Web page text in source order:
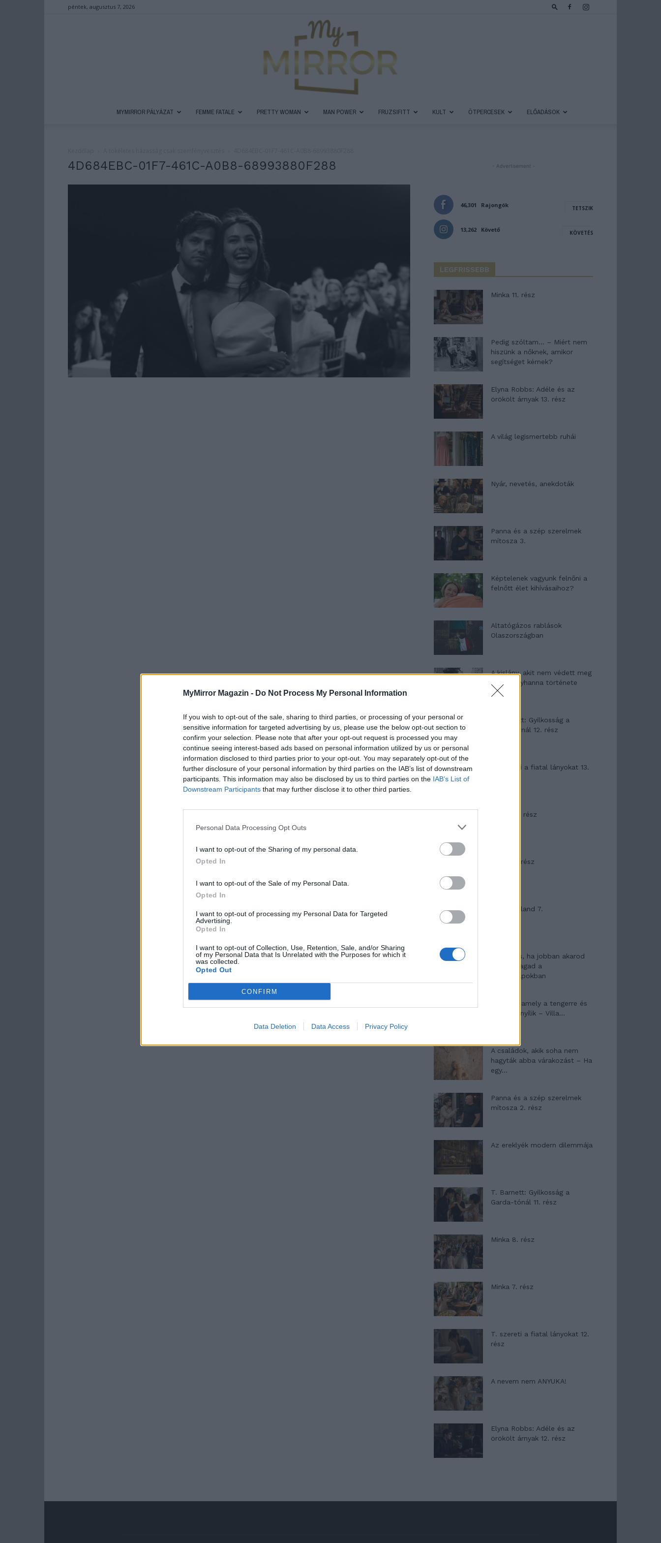
MyMirror Magazin - Do Not Process My Personal Information
If you wish to opt-out of the sale, sharing to third parties, or processing of your personal or
sensitive information for targeted advertising by us, please use the below opt-out section to
confirm your selection. Please note that after your opt-out request is processed you may
continue seeing interest-based ads based on personal information utilized by us or personal
information disclosed to third parties prior to your opt-out. You may separately opt-out of the
further disclosure of your personal information by third parties on the IAB’s list of downstream
participants. This information may also be disclosed by us to third parties on the IAB’s List of
Downstream Participants that may further disclose it to other third parties.
Personal Data Processing Opt Outs
I want to opt-out of the Sharing of my personal data.
Opted In
I want to opt-out of the Sale of my Personal Data.
Opted In
I want to opt-out of processing my Personal Data for Targeted
Advertising.
Opted In
I want to opt-out of Collection, Use, Retention, Sale, and/or Sharing
of my Personal Data that Is Unrelated with the Purposes for which it
was collected.
Opted Out
CONFIRM
Data Deletion Data Access Privacy Policy
péntek, augusztus 7, 2026
MYMIRROR PÁLYÁZAT FEMME FATALE PRETTY WOMAN MAN POWER FRUZSIFITT KULT ÖTPERCESEK ELŐADÁSOK
4D684EBC-01F7-461C-A0B8-68993880F288 - Advertisement -
46,301 Rajongók TETSZIK
13,262 Követő KÖVETÉS
LEGFRISSEBB
Minka 11. rész
Pedig szóltam… – Miért nem
hiszünk a nőknek, amikor
segítséget kérnek?
Elyna Robbs: Adéle és az
örökölt árnyak 13. rész
A világ legismertebb ruhái
Nyár, nevetés, anekdoták
Panna és a szép szerelmek
mítosza 3.
Képtelenek vagyunk felnőni a
felnőtt élet kihívásaihoz?
Altatógázos rablások
Olaszországban
A kislány, akit nem védett meg
senki – Lyhanna története
T. Barnett: Gyilkosság a
Garda-tónál 12. rész
T. szereti a fiatal lányokat 13.
Minka 10. rész
Minka 9. rész
Máltai kaland 7.
10 tanács, ha jobban akarod
érezni magad a
hétköznapokban
Egy ház, amely a tengerre és
a fényre nyílik – Villa...
A családok, akik soha nem
hagyták abba várakozást – Ha
egy...
Panna és a szép szerelmek
mítosza 2. rész
Az ereklyék modern dilemmája
T. Barnett: Gyilkosság a
Garda-tónál 11. rész
Minka 8. rész
Minka 7. rész
T. szereti a fiatal lányokat 12.
rész
A nevem nem ANYUKA!
Elyna Robbs: Adéle és az
örökölt árnyak 12. rész